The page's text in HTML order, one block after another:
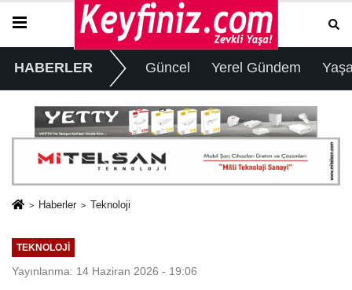
HABERLER Güncel Yerel Gündem
Haberler Teknoloji
TEKNOLOJI
Yayınlanma: 14 Haziran 2026 - 19:06